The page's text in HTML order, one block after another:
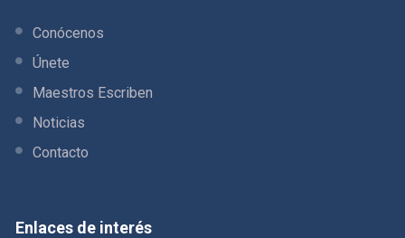
Conócenos
Únete
Maestros Escriben
Noticias
Contacto
Enlaces de interés